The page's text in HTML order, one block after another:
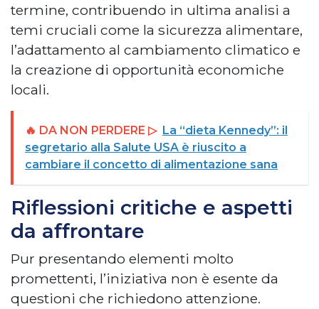
termine, contribuendo in ultima analisi a
temi cruciali come la sicurezza alimentare,
l’adattamento al cambiamento climatico e
la creazione di opportunità economiche
locali.
🔥 DA NON PERDERE ▷ La “dieta Kennedy”: il
segretario alla Salute USA è riuscito a
cambiare il concetto di alimentazione sana
Riflessioni critiche e aspetti
da affrontare
Pur presentando elementi molto
promettenti, l’iniziativa non è esente da
questioni che richiedono attenzione.